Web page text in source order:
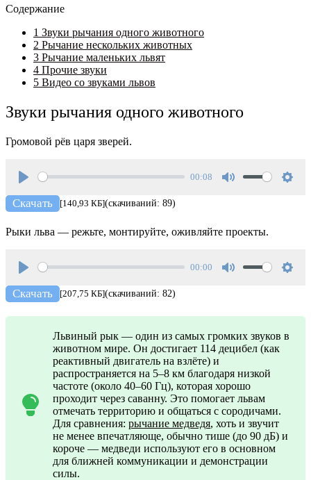
Содержание
1 Звуки рычания одного животного
2 Рычание нескольких животных
3 Рычание маленьких львят
4 Прочие звуки
5 Видео со звуками львов
Звуки рычания одного животного
Громовой рёв царя зверей.
Play
00:08
Скачать [140,93 КБ](скачиваний: 89)
Рыки льва — режьте, монтируйте, оживляйте проекты.
Play
00:00
Скачать [207,75 КБ](скачиваний: 82)
Львиный рык — один из самых громких звуков в
животном мире. Он достигает 114 децибел (как
реактивный двигатель на взлёте) и
распространяется на 5–8 км благодаря низкой
частоте (около 40–60 Гц), которая хорошо
проходит через саванну. Это помогает львам
отмечать территорию и общаться с сородичами.
Для сравнения: рычание медведя, хоть и звучит
не менее впечатляюще, обычно тише (до 90 дБ) и
короче — медведи используют его в основном
для ближней коммуникации и демонстрации
силы.